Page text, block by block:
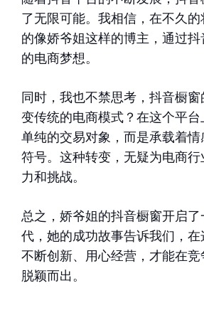
了无限可能。我相信，在不久
的像娇爷姐这样的博主，通过
的电商梦想。
同时，我也不禁思考，抖音橱
变传统的电商模式？在这个平
单纯的交易对象，而是承载着
符号。这种转变，无疑为电商
力和挑战。
总之，娇爷姐的抖音橱窗开启
代，她的成功故事告诉我们，
不断创新、用心经营，才能在
脱颖而出。